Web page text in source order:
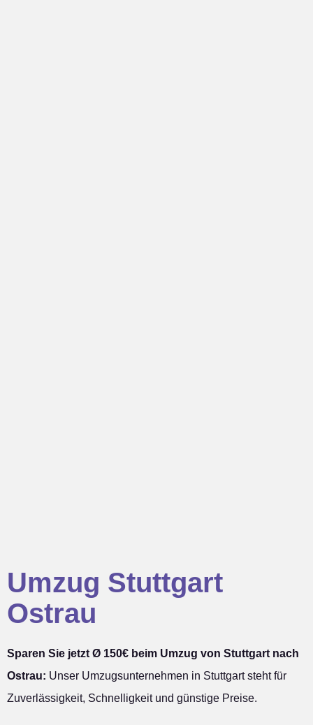
Umzug Stuttgart
Ostrau
Sparen Sie jetzt Ø 150€ beim Umzug von Stuttgart nach
Ostrau: Unser Umzugsunternehmen in Stuttgart steht für
Zuverlässigkeit, Schnelligkeit und günstige Preise.